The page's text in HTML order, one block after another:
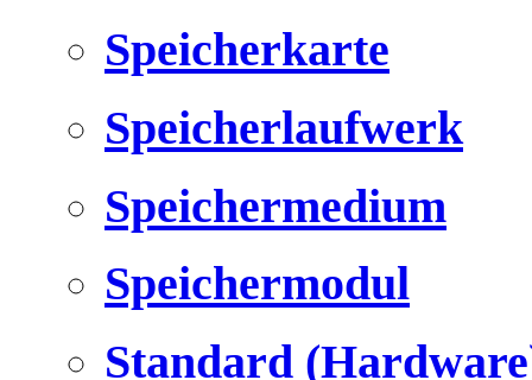
Speicherkarte
Speicherlaufwerk
Speichermedium
Speichermodul
Standard